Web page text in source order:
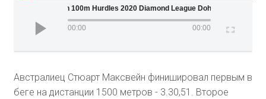
Women 100m Hurdles 2020 Diamond League Doha
00:00 00:00
Австралиец Стюарт Максвейн финишировал первым в
беге на дистанции 1500 метров - 3.30,51. Второе